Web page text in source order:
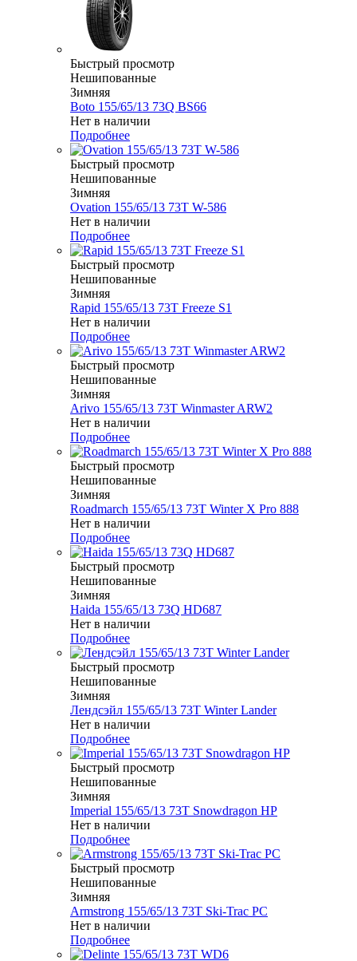
Быстрый просмотр
Нешипованные
Зимняя
Boto 155/65/13 73Q BS66
Нет в наличии
Подробнее
Быстрый просмотр
Нешипованные
Зимняя
Ovation 155/65/13 73T W-586
Нет в наличии
Подробнее
Быстрый просмотр
Нешипованные
Зимняя
Rapid 155/65/13 73T Freeze S1
Нет в наличии
Подробнее
Быстрый просмотр
Нешипованные
Зимняя
Arivo 155/65/13 73T Winmaster ARW2
Нет в наличии
Подробнее
Быстрый просмотр
Нешипованные
Зимняя
Roadmarch 155/65/13 73T Winter X Pro 888
Нет в наличии
Подробнее
Быстрый просмотр
Нешипованные
Зимняя
Haida 155/65/13 73Q HD687
Нет в наличии
Подробнее
Быстрый просмотр
Нешипованные
Зимняя
Лендсэйл 155/65/13 73T Winter Lander
Нет в наличии
Подробнее
Быстрый просмотр
Нешипованные
Зимняя
Imperial 155/65/13 73T Snowdragon HP
Нет в наличии
Подробнее
Быстрый просмотр
Нешипованные
Зимняя
Armstrong 155/65/13 73T Ski-Trac PC
Нет в наличии
Подробнее